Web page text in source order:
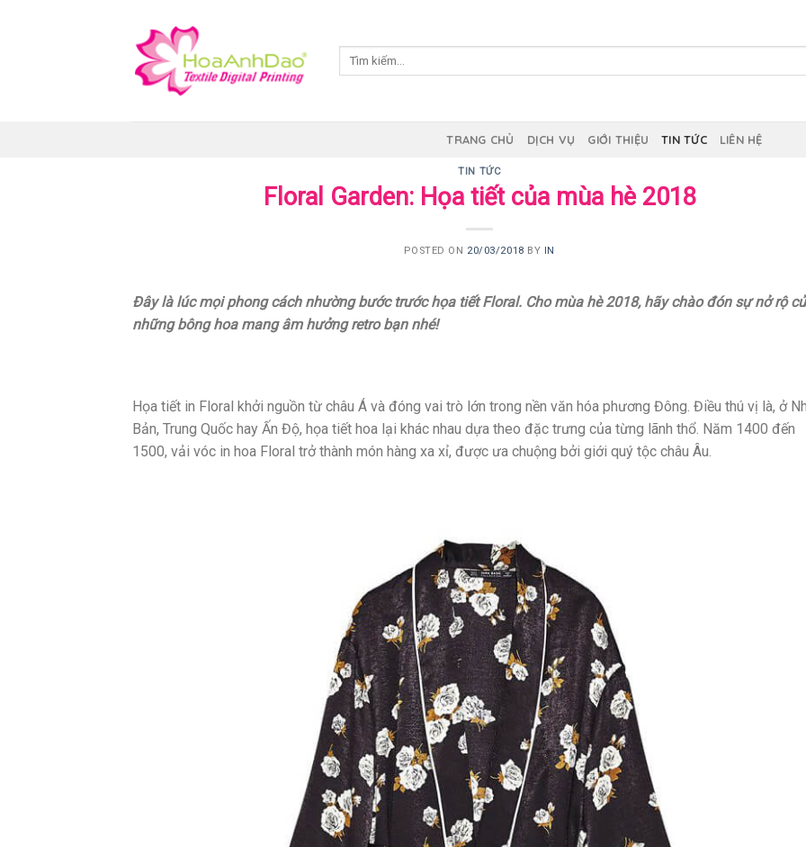
Tìm
TRANG CHỦ DỊCH VỤ GIỚI THIỆU TIN TỨC LIÊN HỆ
TIN TỨC
Floral Garden: Họa tiết của mùa hè 2018
POSTED ON 20/03/2018 BY IN
Đây là lúc mọi phong cách nhường bước trước họa tiết Floral. Cho mùa hè 2018, hãy chào đón sự nở rộ
những bông hoa mang âm hưởng retro bạn nhé!
Họa tiết in Floral khởi nguồn từ châu Á và đóng vai trò lớn trong nền văn hóa phương Đông. Điều thú vị là, ở
Bản, Trung Quốc hay Ấn Độ, họa tiết hoa lại khác nhau dựa theo đặc trưng của từng lãnh thổ. Năm 1400 đến
1500, vải vóc in hoa Floral trở thành món hàng xa xỉ, được ưa chuộng bởi giới quý tộc châu Âu.